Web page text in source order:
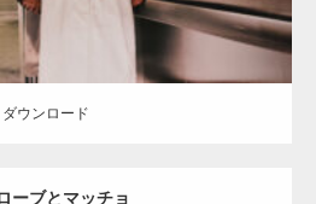
ダウンロード
ーブとマッチョ